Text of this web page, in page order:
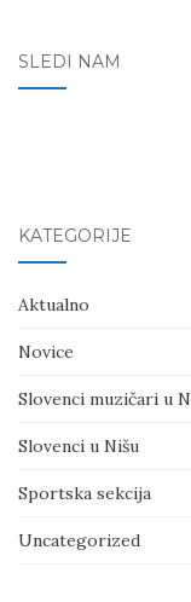
SLEDI NAM
KATEGORIJE
Aktualno
Novice
Slovenci muzičari u
Slovenci u Nišu
Sportska sekcija
Uncategorized